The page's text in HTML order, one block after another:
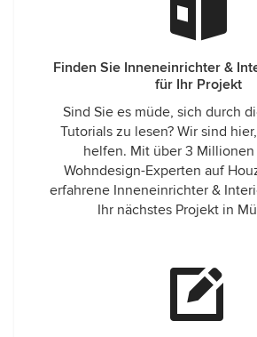
Finden Sie Inneneinrichter &
für Ihr Projekt
Sind Sie es müde, sich durch
Tutorials zu lesen? Wir sind
helfen. Mit über 3 Millionen
Wohndesign-Experten auf
erfahrene Inneneinrichter &
Ihr nächstes Projekt in